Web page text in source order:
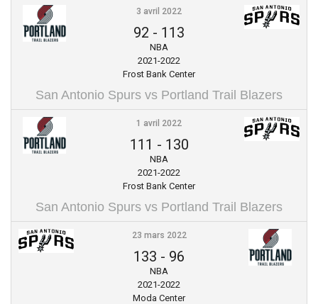
3 avril 2022
92 - 113
NBA
2021-2022
Frost Bank Center
San Antonio Spurs vs Portland Trail Blazers
1 avril 2022
111 - 130
NBA
2021-2022
Frost Bank Center
San Antonio Spurs vs Portland Trail Blazers
23 mars 2022
133 - 96
NBA
2021-2022
Moda Center